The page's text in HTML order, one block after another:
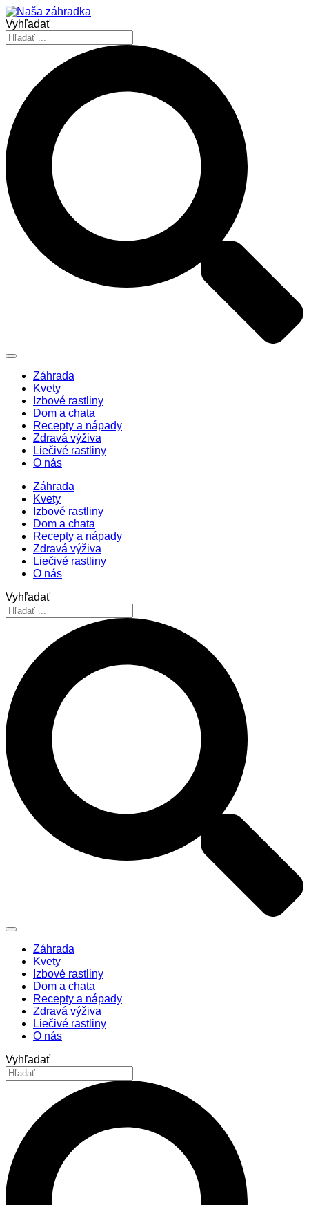
Vyhľadať
Záhrada
Kvety
Izbové rastliny
Dom a chata
Recepty a nápady
Zdravá výživa
Liečivé rastliny
O nás
Záhrada
Kvety
Izbové rastliny
Dom a chata
Recepty a nápady
Zdravá výživa
Liečivé rastliny
O nás
Vyhľadať
Záhrada
Kvety
Izbové rastliny
Dom a chata
Recepty a nápady
Zdravá výživa
Liečivé rastliny
O nás
Vyhľadať